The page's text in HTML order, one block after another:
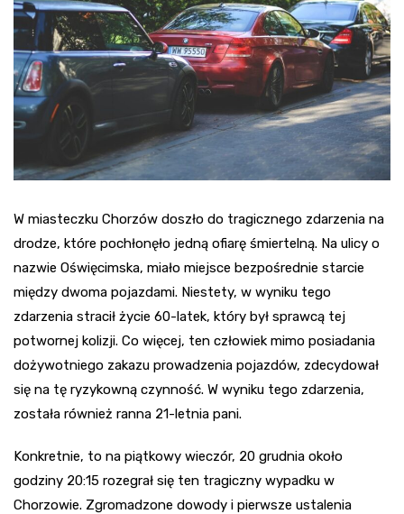
W miasteczku Chorzów doszło do tragicznego zdarzenia na
drodze, które pochłonęło jedną ofiarę śmiertelną. Na ulicy o
nazwie Oświęcimska, miało miejsce bezpośrednie starcie
między dwoma pojazdami. Niestety, w wyniku tego
zdarzenia stracił życie 60-latek, który był sprawcą tej
potwornej kolizji. Co więcej, ten człowiek mimo posiadania
dożywotniego zakazu prowadzenia pojazdów, zdecydował
się na tę ryzykowną czynność. W wyniku tego zdarzenia,
została również ranna 21-letnia pani.
Konkretnie, to na piątkowy wieczór, 20 grudnia około
godziny 20:15 rozegrał się ten tragiczny wypadku w
Chorzowie. Zgromadzone dowody i pierwsze ustalenia